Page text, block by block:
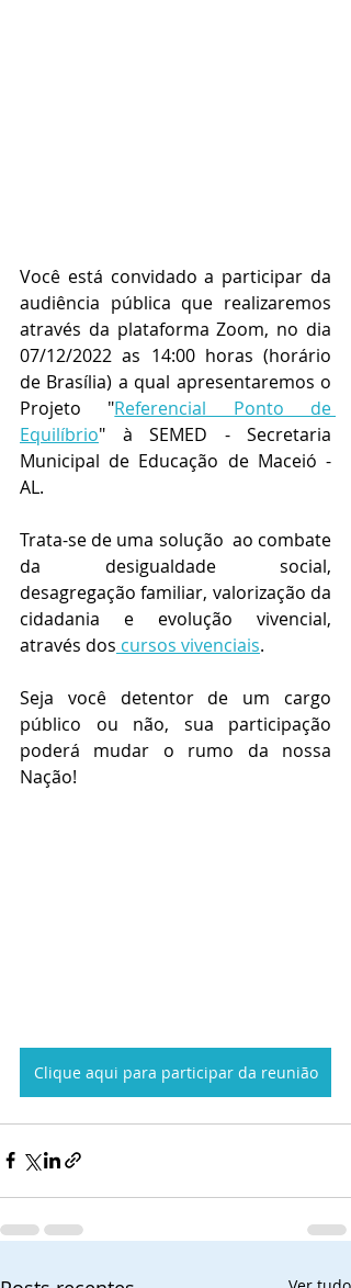
Você está convidado a participar da
audiência pública que realizaremos
através da plataforma Zoom, no dia
07/12/2022 as 14:00 horas (horário
de Brasília) a qual apresentaremos o
Projeto "Referencial Ponto de
Equilíbrio" à SEMED - Secretaria
Municipal de Educação de Maceió -
AL.
Trata-se de uma solução  ao combate
da desigualdade social,
desagregação familiar, valorização da
cidadania e evolução vivencial,
através dos cursos vivenciais.
Seja você detentor de um cargo
público ou não, sua participação
poderá mudar o rumo da nossa
Nação!
Clique aqui para participar da reunião